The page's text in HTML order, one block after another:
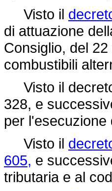
Visto il
di attuazione
Consiglio, del
combustibili
Visto il
328, e
per l'esecuzione
Visto il
605, e
tributaria e al